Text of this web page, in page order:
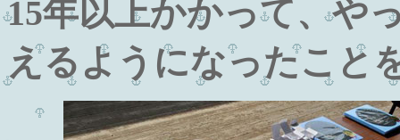
15年以上かかって、や
えるようになったこと